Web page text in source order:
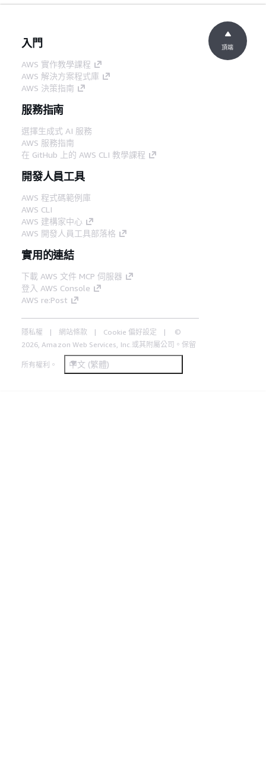
入門
AWS 實作教學課程
AWS 解決方案程式庫
AWS 決策指南
服務指南
選擇生成式 AI 服務
AWS 服務指南
在 GitHub 上的 AWS CLI 教學課程
開發人員工具
AWS 程式碼範例庫
AWS CLI
AWS 建構家中心
AWS 開發人員工具部落格
實用的連結
下載 AWS 文件 MCP 伺服器
登入 AWS Console
AWS re:Post
隱私權 網站條款 Cookie 偏好設定
©
2026, Amazon Web Services, Inc.或其附屬公司。保留
所有權利。 中文 (繁體)
頂端